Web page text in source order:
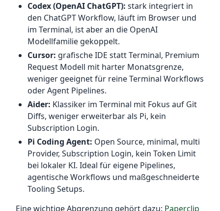
Codex (OpenAI ChatGPT): stark integriert in
den ChatGPT Workflow, läuft im Browser und
im Terminal, ist aber an die OpenAI
Modellfamilie gekoppelt.
Cursor: grafische IDE statt Terminal, Premium
Request Modell mit harter Monatsgrenze,
weniger geeignet für reine Terminal Workflows
oder Agent Pipelines.
Aider: Klassiker im Terminal mit Fokus auf Git
Diffs, weniger erweiterbar als Pi, kein
Subscription Login.
Pi Coding Agent: Open Source, minimal, multi
Provider, Subscription Login, kein Token Limit
bei lokaler KI. Ideal für eigene Pipelines,
agentische Workflows und maßgeschneiderte
Tooling Setups.
Eine wichtige Abgrenzung gehört dazu: Paperclip